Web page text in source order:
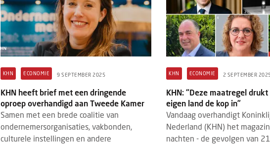
KHN ECONOMIE 9 SEPTEMBER 2025
KHN heeft brief met een dringende
oproep overhandigd aan Tweede Kamer
Samen met een brede coalitie van
ondernemersorganisaties, vakbonden,
culturele instellingen en andere
KHN ECONOMIE 2 SEPTEMBER
KHN: “Deze maatregel
eigen land de kop in”
Vandaag overhandigt
Nederland (KHN) het
nachten - de gevolgen van